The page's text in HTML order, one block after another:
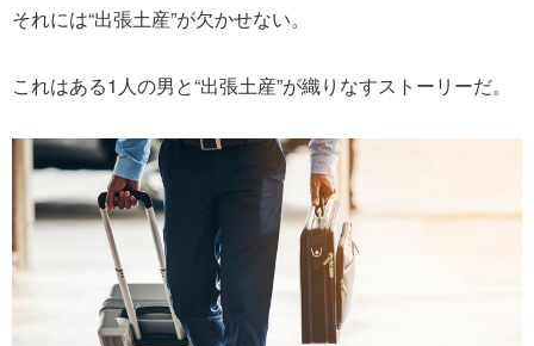
それには“出張土産”が欠かせない。
これはある1人の男と“出張土産”が織りなすストーリーだ。